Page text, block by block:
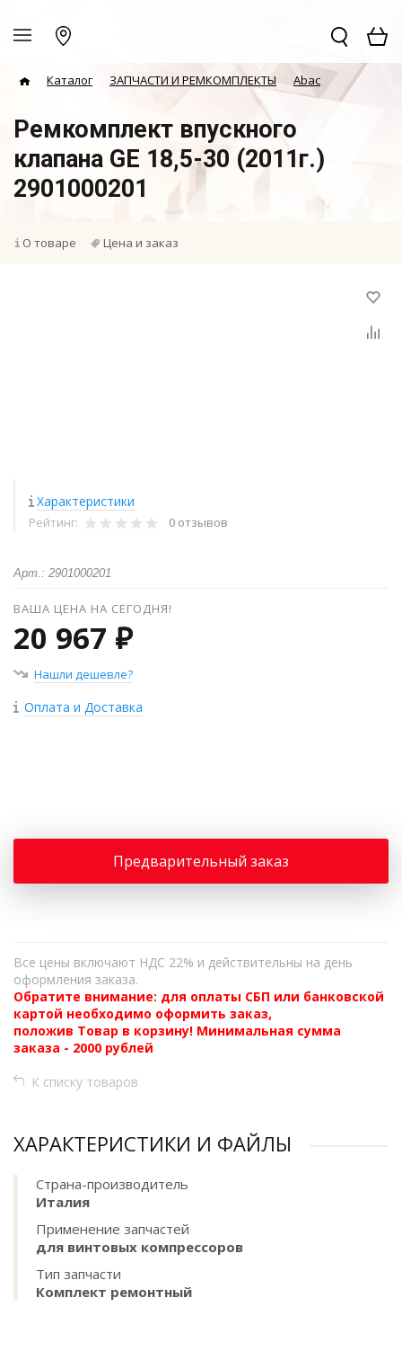
Каталог ЗАПЧАСТИ И РЕМКОМПЛЕКТЫ Abac
Ремкомплект впускного
клапана GE 18,5-30 (2011г.)
2901000201
О товаре Цена и заказ
Характеристики
Рейтинг: 0 отзывов
Арт.: 2901000201
ВАША ЦЕНА НА СЕГОДНЯ!
20 967 ₽
Нашли дешевле?
Оплата и Доставка
Предварительный заказ
Все цены включают НДС 22% и действительны на день
оформления заказа.
Обратите внимание: для оплаты СБП или банковской
картой необходимо оформить заказ,
положив Товар в корзину! Минимальная сумма
заказа - 2000 рублей
К списку товаров
ХАРАКТЕРИСТИКИ И ФАЙЛЫ
Страна-производитель
Италия
Применение запчастей
для винтовых компрессоров
Тип запчасти
Комплект ремонтный